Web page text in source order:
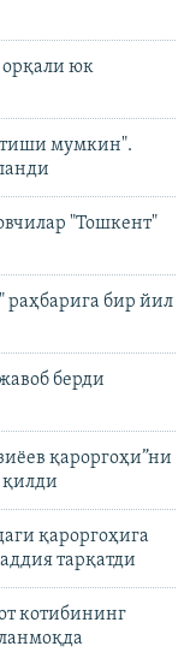
орқали юк
мумкин".
"Тошкент"
раҳбарига бир йил
берди
қароргоҳи”ни
қилди
қароргоҳига
тарқатди
котибининг